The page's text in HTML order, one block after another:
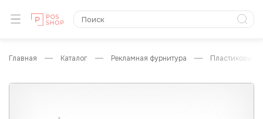
главная каталог рекламная фурнитура пластиковые